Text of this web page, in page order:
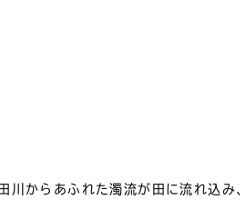
らあふれた濁流が田に流れ込み、